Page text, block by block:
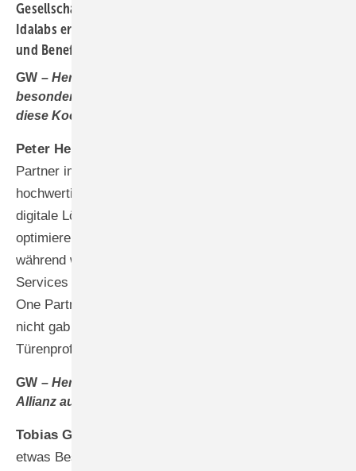
Gesellschafter Matthias Schramm und Tobias Gürtler von
Idalabs erläutern in diesem Beitrag die Zusammenhänge
und Benefits.
GW –Herr Hertlein, Rehau und Idalabs haben eine
besondere Partnerschaft geschlossen. Was macht
diese Kooperation so einzigartig?
Peter Hertlein –
Partner im Handwerk mehr brauchen als nur
hochwertige Profile. Sie benötigen durchgängige
digitale Lösungen, die ihren gesamten Betriebsablauf
optimieren. Idalabs bringt die ERP-Expertise mit,
während wir die Branchenkenntnisse und digitalen
Services beisteuern. Zusammen schaffen wir als All in
One Partner eine Lösung, die es in dieser Form noch
nicht gab – eine integrierte Plattform für Fenster- und
Türenprofis.
GW –Herr Gürtler, wie sehen Sie diese strategische
Allianz aus Sicht von Idalabs?
Tobias Gürtler –
etwas Besonderes in der Branche. Gemeinsam mit